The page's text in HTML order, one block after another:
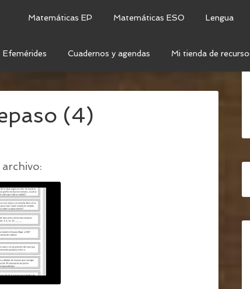
Matemáticas EP Matemáticas ESO Lengua
Efemérides Cuadernos y agendas Mi tienda de
LOS RETOS DEL PIRATA
(4)